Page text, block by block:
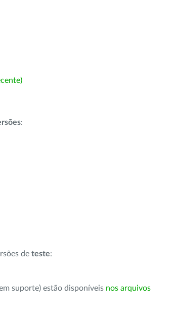
:
de teste:
suporte) estão disponíveis nos arquivos